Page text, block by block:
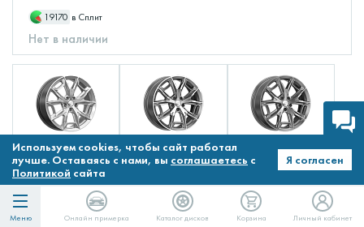
19170 в Сплит
Нет в наличии
Меню Онлайн примерка Каталог дисков Корзина Личный кабинет
Используем cookies, чтобы сайт работал
лучше. Оставаясь с нами, вы соглашаетесь с
Политикой сайта
Я согласен